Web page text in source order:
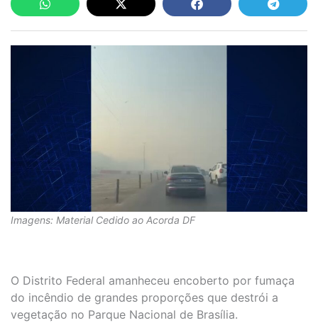
Imagens: Material Cedido ao Acorda DF
O Distrito Federal amanheceu encoberto por fumaça
do incêndio de grandes proporções que destrói a
vegetação no Parque Nacional de Brasília.